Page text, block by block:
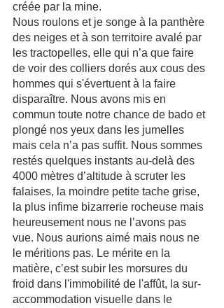
créée par la mine.
Nous roulons et je songe à la panthère
des neiges et à son territoire avalé par
les tractopelles, elle qui n’a que faire
de voir des colliers dorés aux cous des
hommes qui s'évertuent à la faire
disparaître. Nous avons mis en
commun toute notre chance de bado et
plongé nos yeux dans les jumelles
mais cela n’a pas suffit. Nous sommes
restés quelques instants au-delà des
4000 mètres d’altitude à scruter les
falaises, la moindre petite tache grise,
la plus infime bizarrerie rocheuse mais
heureusement nous ne l’avons pas
vue. Nous aurions aimé mais nous ne
le méritions pas. Le mérite en la
matière, c’est subir les morsures du
froid dans l'immobilité de l'affût, la sur-
accommodation visuelle dans le